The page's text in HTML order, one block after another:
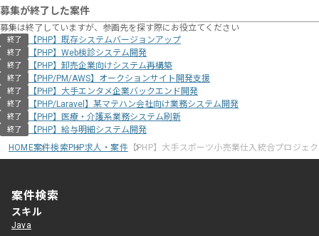
募集が終了した案件
募集は終了していますが、参画先を探す際にお役立てください
終了 【PHP】既存システムバージョンアップ
終了 【PHP】Web検診システム開発
終了 【PHP】卸売企業向けシステム再構築
終了 【PHP/PM/AWS】オークションサイト開発支援
終了 【PHP】大手エンタメ企業バックエンド開発
終了 【PHP/Laravel】某マテハン会社向け業務システム開発
終了 【PHP】医療・介護系業務システム刷新
終了
【PHP】給与明細システム開発
HOME案件検索PHP求人・案件【PHP】大手スポーツ小売業仕入統合プロジェ
案件検索
スキル
Java